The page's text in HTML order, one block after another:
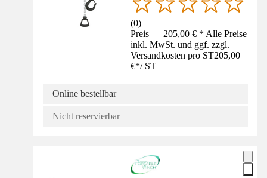
(0)
Preis — 205,00 € * Alle Preise
inkl. MwSt. und ggf. zzgl.
Versandkosten pro ST205,00
€*/ ST
Online bestellbar
Nicht reservierbar